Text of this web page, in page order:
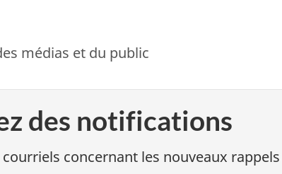
médias et du public
des notifications
courriels concernant les nouveaux